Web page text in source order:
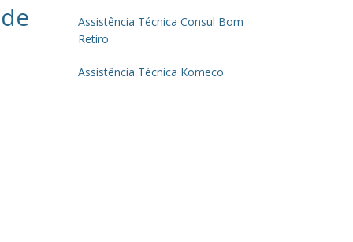
Assistência Técnica Consul Bom
Retiro
Assistência Técnica Komeco